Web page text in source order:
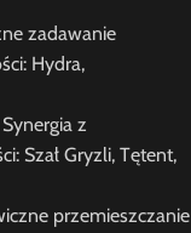
zadawanie
Hydra,
Synergia z
Szał Gryzli, Tętent,
przemieszczanie